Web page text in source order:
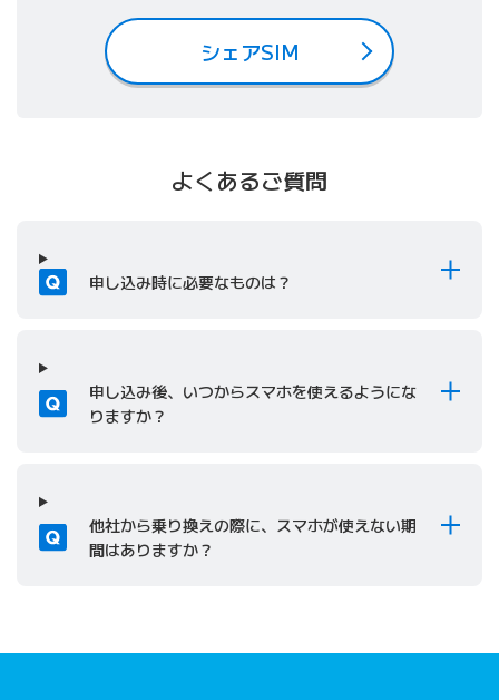
シェアSIM
よくあるご質問
質問 申し込み時に必要なものは？
質問
申し込み後、いつからスマホを使えるようにな
りますか？
質問
他社から乗り換えの際に、スマホが使えない期
間はありますか？